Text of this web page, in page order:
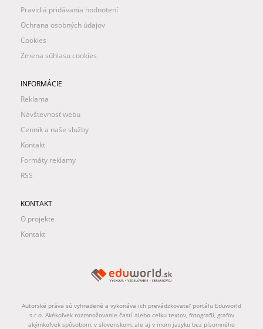
Pravidlá pridávania hodnotení
Ochrana osobných údajov
Cookies
Zmena súhlasu cookies
INFORMÁCIE
Reklama
Návštevnosť webu
Cenník a naše služby
Kontakt
Formáty reklamy
RSS
KONTAKT
O projekte
Kontakt
Autorské práva sú vyhradené a vykonáva ich prevádzkovateľ portálu Eduworld
s.r.o. Akékoľvek rozmnožovanie častí alebo celku textov, fotografií, grafov
akýmkoľvek spôsobom, v slovenskom, ale aj v inom jazyku bez písomného